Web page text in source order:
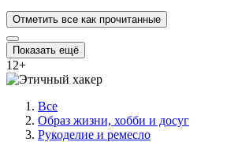
Отметить все как прочитанные
Показать ещё
12+
Все
Образ жизни, хобби и досуг
Рукоделие и ремесло